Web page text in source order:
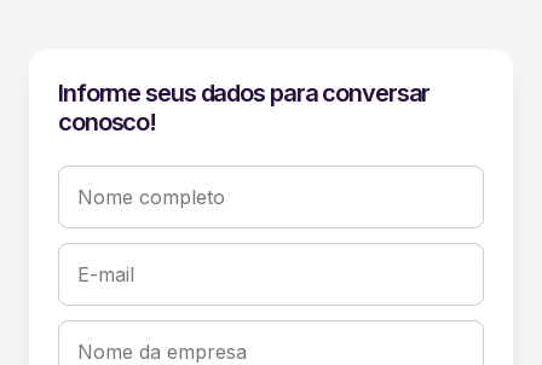
Informe seus dados para conversar
conosco!
Nome completo
E-mail
Nome da empresa